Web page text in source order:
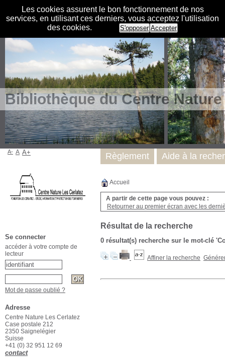
Les cookies assurent le bon fonctionnement de nos
services, en utilisant ces derniers, vous acceptez l'utilisation
des cookies.
S'opposer Accepter
Bibliothèque du Centre
Accueil
A partir de cette page vous pouvez :
Retourner au premier écran avec les
Résultat de la recherche
0 résultat(s) recherche sur le mot-clé
Affiner la recherche
Règlement Aide à la
A- A A+
Se connecter
accéder à votre compte de
lecteur
Mot de passe oublié ?
Adresse
Centre Nature Les Cerlatez
Case postale 212
2350 Saignelégier
Suisse
+41 (0) 32 951 12 69
contact